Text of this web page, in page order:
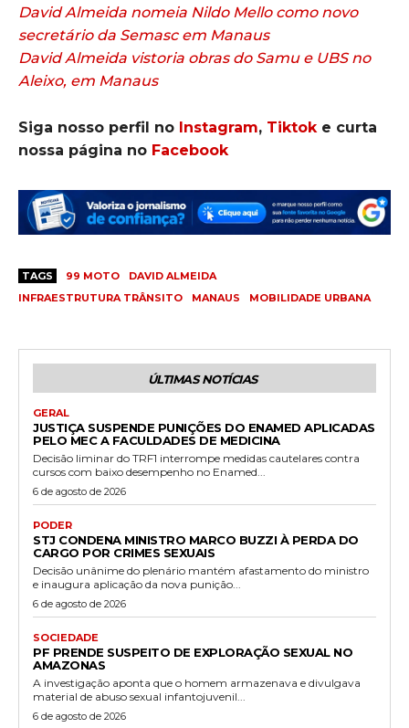
David Almeida nomeia Nildo Mello como novo
secretário da Semasc em Manaus
David Almeida vistoria obras do Samu e UBS no
Aleixo, em Manaus
Siga nosso perfil no Instagram, Tiktoke curta
nossa página no Facebook
TAGS 99 MOTO
DAVID ALMEIDA
INFRAESTRUTURA TRÂNSITO
MANAUS MOBILIDADE URBANA
ÚLTIMAS NOTÍCIAS
GERAL
JUSTIÇA SUSPENDE PUNIÇÕES DO ENAMED APLICADAS
PELO MEC A FACULDADES DE MEDICINA
Decisão liminar do TRF1 interrompe medidas cautelares contra
cursos com baixo desempenho no Enamed...
6 de agosto de 2026
PODER
STJ CONDENA MINISTRO MARCO BUZZI À PERDA DO
CARGO POR CRIMES SEXUAIS
Decisão unânime do plenário mantém afastamento do ministro
e inaugura aplicação da nova punição...
6 de agosto de 2026
SOCIEDADE
PF PRENDE SUSPEITO DE EXPLORAÇÃO SEXUAL NO
AMAZONAS
A investigação aponta que o homem armazenava e divulgava
material de abuso sexual infantojuvenil...
6 de agosto de 2026